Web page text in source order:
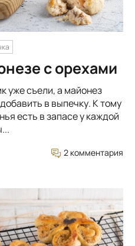
с орехами
уже съели, а майонез
в выпечку. К тому
есть в запасе у каждой
2 комментария